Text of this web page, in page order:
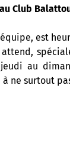
au Club
est
au
ne surtout